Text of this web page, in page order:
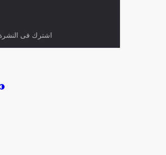
اشترك فى النشرة